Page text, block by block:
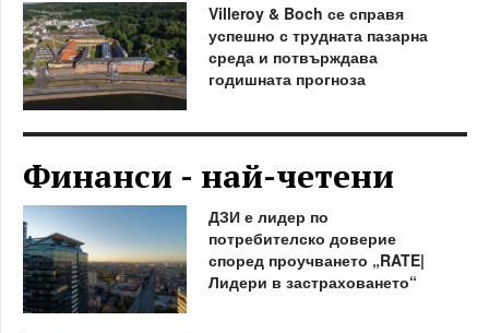
Villeroy & Boch се справя
успешно с трудната пазарна
среда и потвърждава
годишната прогноза
Финанси - най-четени
ДЗИ е лидер по
потребителско доверие
според проучването „RATE|
Лидери в застраховането“